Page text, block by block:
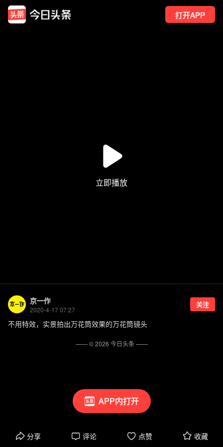
打开APP
APP内打开
京一作
2020-4-17 07:27
关注
不用特效，实景拍出万花筒效果的万花筒镜头
分享 评论 点赞 收藏
—— ©2026 今日头条——